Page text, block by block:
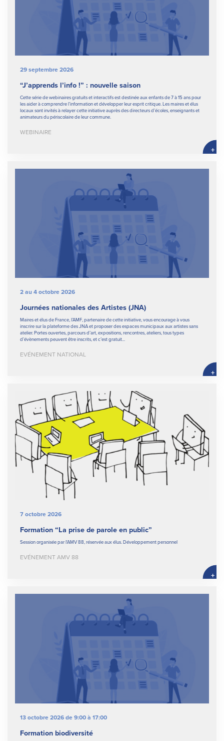
29 septembre 2026
“J’apprends l’info !” : nouvelle saison
Cette série de webinaires gratuits et interactifs est destinée aux enfants de 7 à 15 ans pour
les aider à comprendre l’information et développer leur esprit critique. Les maires et élus
locaux sont invités à relayer cette initiative auprès des directeurs d’écoles, enseignants et
animateurs du périscolaire de leur commune.
WEBINAIRE
+
2 au 4 octobre 2026
Journées nationales des Artistes (JNA)
Maires et élus de France, l’AMF, partenaire de cette initiative, vous encourage à vous
inscrire sur la plateforme des JNA et proposer des espaces municipaux aux artistes sans
atelier. Portes ouvertes, parcours d’art, expositions, rencontres, ateliers, tous types
d’évènements peuvent être inscrits, et c’est gratuit...
EVÉNEMENT NATIONAL
+
7 octobre 2026
Formation “La prise de parole en public”
Session organisée par l'AMV 88, réservée aux élus. Développement personnel
EVÉNEMENT AMV 88
+
13 octobre 2026 de 9:00 à 17:00
Formation biodiversité